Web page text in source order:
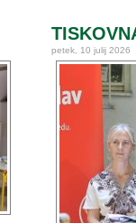
petek, 10 julij 2026